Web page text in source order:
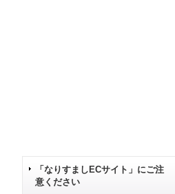
「なりすましECサイト」にご注
意ください